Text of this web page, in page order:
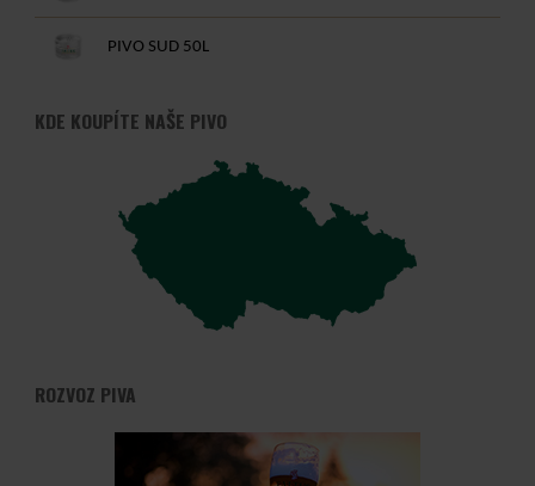
PIVO SUD 50L
KDE KOUPÍTE NAŠE PIVO
ROZVOZ PIVA